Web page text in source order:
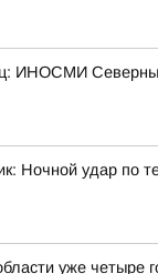
ИНОСМИ
Ночной удар по
уже четыре